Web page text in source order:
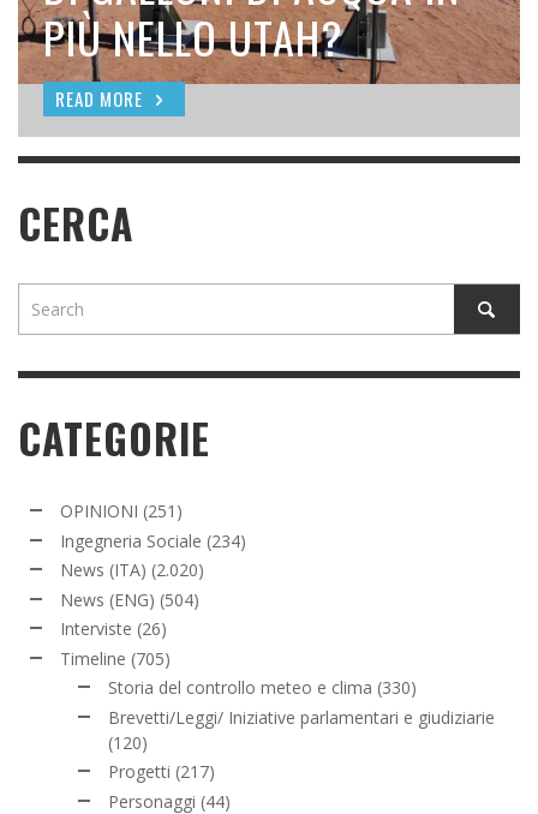
SEEDING
READ MORE
PIÙ NELLO UTAH?
READ MORE
READ MORE
CERCA
CATEGORIE
OPINIONI (251)
Ingegneria Sociale (234)
News (ITA) (2.020)
News (ENG) (504)
Interviste (26)
Timeline (705)
Storia del controllo meteo e clima (330)
Brevetti/Leggi/ Iniziative parlamentari e giudiziarie
(120)
Progetti (217)
Personaggi (44)